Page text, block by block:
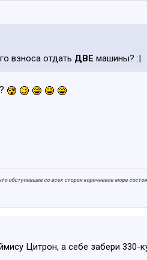
взноса отдать ДВЕ машины? :|
обступившее со всех сторон коричневое море
Цитрон, а себе забери 330-